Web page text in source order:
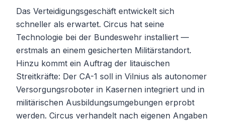
Das Verteidigungsgeschäft entwickelt sich
schneller als erwartet. Circus hat seine
Technologie bei der Bundeswehr installiert —
erstmals an einem gesicherten Militärstandort.
Hinzu kommt ein Auftrag der litauischen
Streitkräfte: Der CA-1 soll in Vilnius als autonomer
Versorgungsroboter in Kasernen integriert und in
militärischen Ausbildungsumgebungen erprobt
werden. Circus verhandelt nach eigenen Angaben